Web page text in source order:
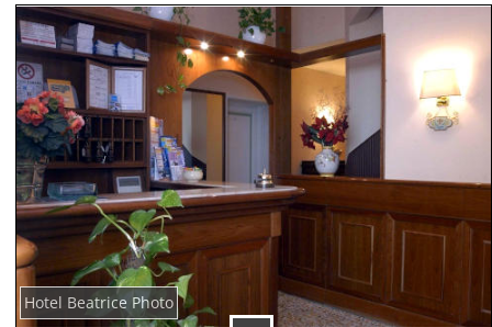
Hotel Beatrice Photo